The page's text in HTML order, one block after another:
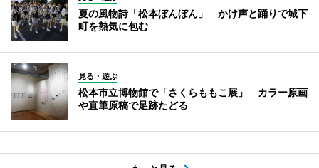
夏の風物詩「松本ぼんぼん」 かけ声と踊りで城下
町を熱気に包む
見る・遊ぶ
松本市立博物館で「さくらももこ展」 カラー原画
や直筆原稿で足跡たどる